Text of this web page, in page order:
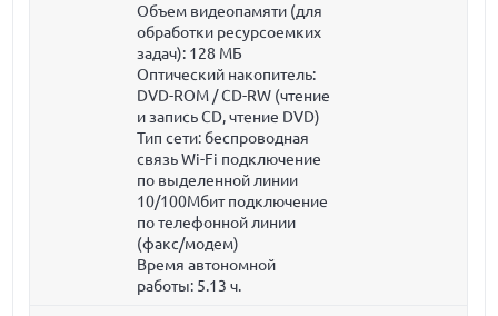
Объем видеопамяти (для
обработки ресурсоемких
задач): 128 МБ
Оптический накопитель:
DVD-ROM / CD-RW (чтение
и запись CD, чтение DVD)
Тип сети: беспроводная
связь Wi-Fi подключение
по выделенной линии
10/100Мбит подключение
по телефонной линии
(факс/модем)
Время автономной
работы: 5.13 ч.